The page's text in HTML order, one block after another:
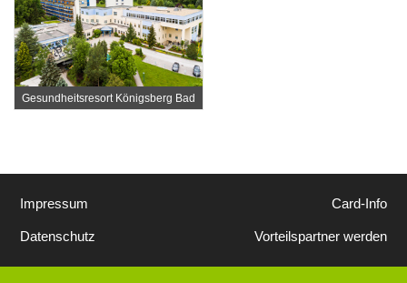
Gesundheitsresort Königsberg Bad
Schönau****
Impressum
Datenschutz
Card-Info
Vorteilspartner werden